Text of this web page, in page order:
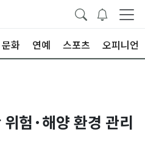
화 연예 스포츠 오피니언
험·해양 환경 관리